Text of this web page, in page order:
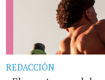
REDACCIÓN